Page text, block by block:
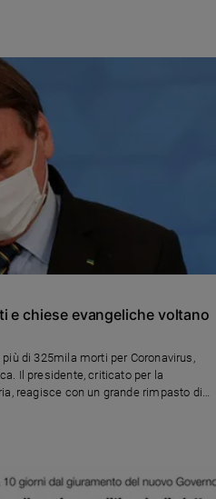
e chiese evangeliche voltano
di 325mila morti per Coronavirus,
Il presidente, criticato per la
reagisce con un grande rimpasto di
delle Forze armate. Un